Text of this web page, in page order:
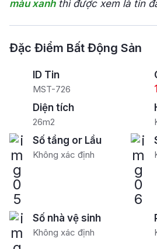
màu xanhthì được xem là tin
Đặc Điểm Bất Động Sản
ID Tin
MST-726
Diện tích
26m2
Số tầng or Lầu
Không xác định
Số nhà vệ sinh
Không xác định